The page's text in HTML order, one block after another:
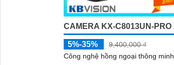
CAMERA KX-C8013UN-PRO
5%-35%
9,400,000 ₫
Công nghệ hồng ngoại thông minh